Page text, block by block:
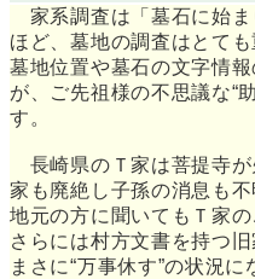
家系調査は「墓石に始ま
ほど、墓地の調査はとても
墓地位置や墓石の文字情
が、ご先祖様の不思議な“
す。
長崎県のＴ家は菩提寺が
家も廃絶し子孫の消息も不
地元の方に聞いてもＴ家
さらには村方文書を持つ旧
まさに“万事休す”の状況に